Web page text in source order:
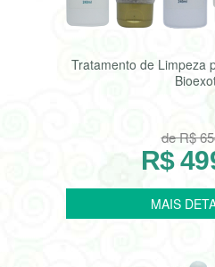
Tratamento de Limpeza
de R$
R$